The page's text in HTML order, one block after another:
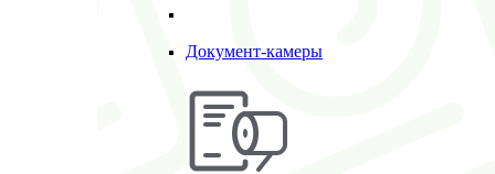
Документ-камеры